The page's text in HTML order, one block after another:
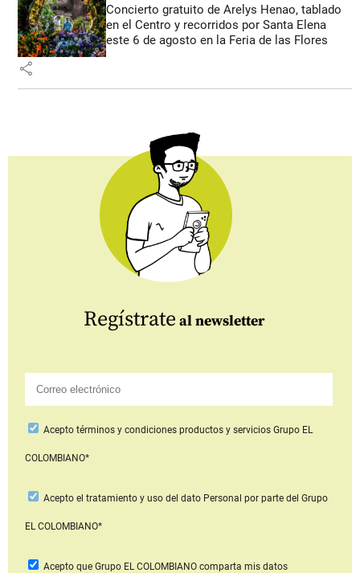
Concierto gratuito de Arelys Henao, tablado
en el Centro y recorridos por Santa Elena
este 6 de agosto en la Feria de las Flores
share
Regístrate al newsletter
Aceptotérminos y condiciones productos y serviciosGrupo EL
COLOMBIANO*
Acepto el tratamiento y uso del dato Personal por parte del Grupo
EL COLOMBIANO*
Acepto que Grupo EL COLOMBIANOcomparta mis datos